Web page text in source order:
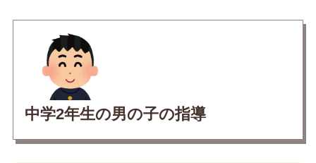
中学2年生の男の子の指導